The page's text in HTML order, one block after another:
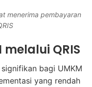
menerima pembayaran
QRIS
bagi UMKM
yang rendah